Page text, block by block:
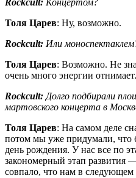
Rockcult: Концертом?
Толя Царев: Ну, возможно.
Rockcult: Или
Толя Царев: Возможно. Не
очень много энергии
Rockcult: Долго подбирали
мартовского концерта в
Толя Царев: На самом деле
потом мы уже придумали, что
день рождения. У нас все по
закономерный этап развития
совпало, что нам в следующем